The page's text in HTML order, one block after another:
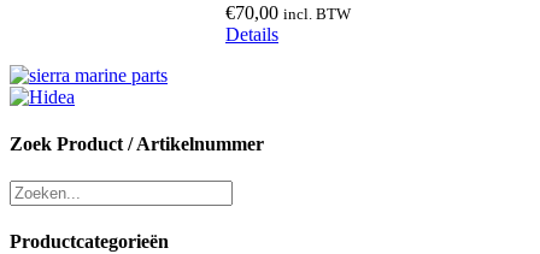
€70,00 incl. BTW
Details
Zoek Product / Artikelnummer
Productcategorieën